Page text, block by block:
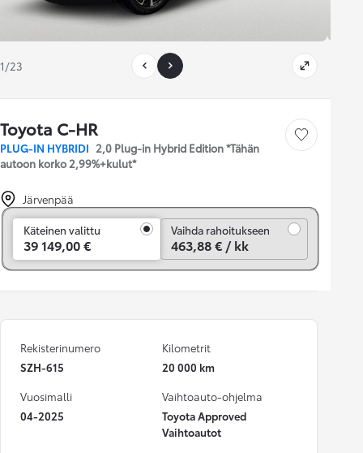
1/23
Toyota C-HR
PLUG-IN HYBRIDI 2,0 Plug-in Hybrid Edition *Tähän
autoon korko 2,99%+kulut*
Tallenna auto
Järvenpää
Käteinen valittu
39 149,00 €
Vaihda rahoitukseen
463,88 € / kk
Rekisterinumero
SZH-615
Kilometrit
20 000 km
Vuosimalli
04-2025
Vaihtoauto-ohjelma
Toyota Approved
Vaihtoautot